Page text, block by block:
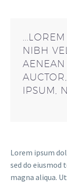
NIBH
IPSUM,
Lorem ipsum
sed do
magna aliqua.